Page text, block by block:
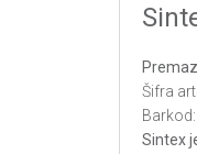
Šifra
Barkod:
Sintex